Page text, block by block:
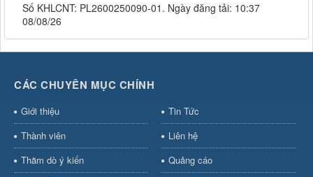
Số KHLCNT: PL2600250090-01. Ngày đăng tải: 10:37
08/08/26
CÁC CHUYÊN MỤC CHÍNH
Giới thiệu
Tin Tức
Thành viên
Liên hệ
Thăm dò ý kiến
Quảng cáo